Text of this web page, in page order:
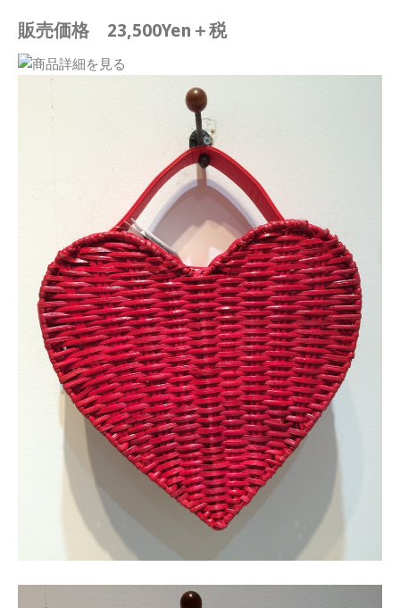
販売価格 23,500Yen＋税